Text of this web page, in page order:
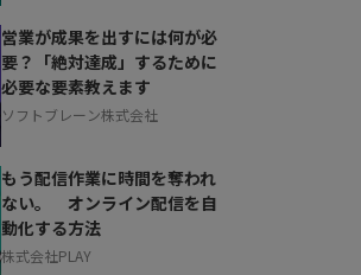
営業が成果を出すには何が必
要？「絶対達成」するために
必要な要素教えます
ソフトブレーン株式会社
もう配信作業に時間を奪われ
ない。 オンライン配信を自
動化する方法
株式会社PLAY